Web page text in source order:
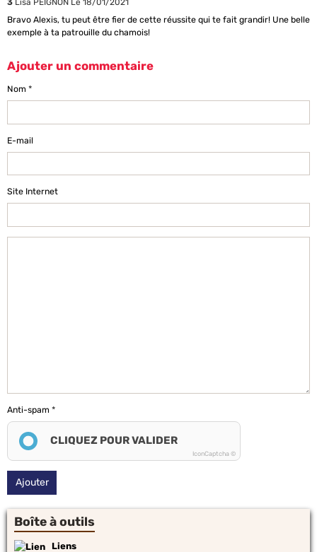
3 Lisa PEIGNON Le 18/01/2021
Bravo Alexis, tu peut être fier de cette réussite qui te fait grandir! Une belle
exemple à ta patrouille du chamois!
Ajouter un commentaire
Nom
E-mail
Site Internet
Anti-spam
CLIQUEZ POUR VALIDER
IconCaptcha ©
Ajouter
Boîte à outils
Liens